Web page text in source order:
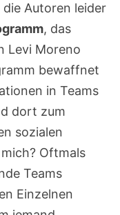
Autoren leider
, das
Levi Moreno
bewaffnet
in Teams
dort zum
sozialen
Oftmals
Teams
Einzelnen